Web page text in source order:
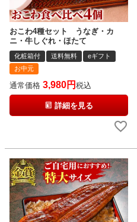
おこわ4種セット うなぎ・カ
ニ・牛しぐれ・ほたて
化粧箱付 送料無料
eギフト
お中元
通常価格 3,980 税込
詳細を見る